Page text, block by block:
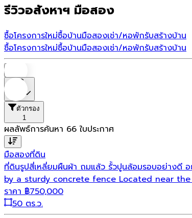
รีวิวอสังหาฯ มือสอง
ซื้อโครงการใหม่ซื้อบ้านมือสองเช่า/หอพักรับสร้างบ้าน
ซื้อโครงการใหม่ซื้อบ้านมือสองเช่า/หอพักรับสร้างบ้าน
ตัวกรอง
1
ผลลัพธ์การค้นหา 66 ใบประกาศ
มือสองที่ดิน
ที่ดินรูปสี่เหลี่ยมผืนผ้า ถมแล้ว รั้วปูนล้อมรอบอย่าง
by a sturdy concrete fence Located near
ราคา ฿750,000
50 ตร.ว.